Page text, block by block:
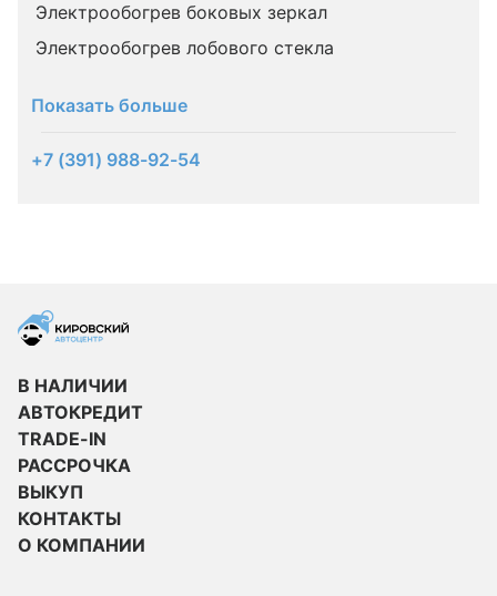
Электрообогрев боковых зеркал
Электрообогрев лобового стекла
Показать больше
+7 (391) 988-92-54
В НАЛИЧИИ
АВТОКРЕДИТ
TRADE-IN
РАССРОЧКА
ВЫКУП
КОНТАКТЫ
О КОМПАНИИ